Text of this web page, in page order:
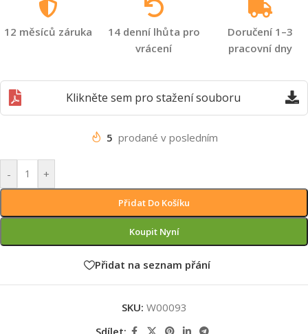
12 měsíců záruka
14 denní lhůta pro
vrácení
Doručení 1–3
pracovní dny
Klikněte sem pro stažení souboru
5 prodané v posledním
- +
Přidat Do Košíku
Koupit Nyní
Přidat na seznam přání
SKU: W00093